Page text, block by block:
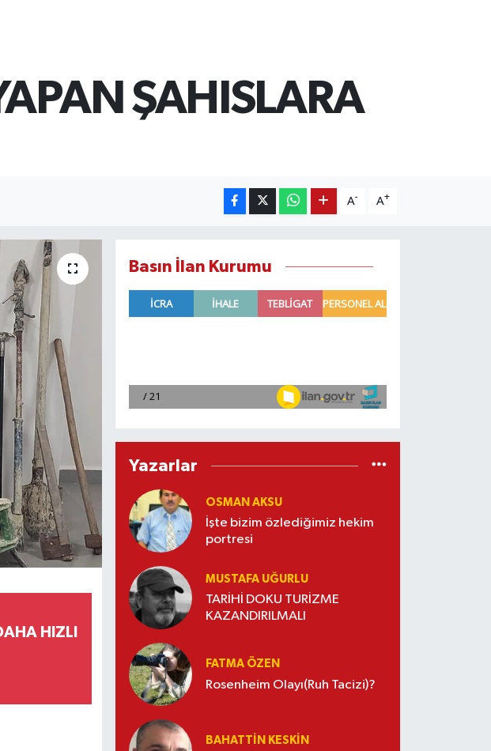
ŞAHISLARA
A- A+
HIZLI
Basın İlan Kurumu
Yazarlar
OSMAN AKSU
İşte bizim özlediğimiz hekim
portresi
MUSTAFA UĞURLU
TARİHİ DOKU TURİZME
KAZANDIRILMALI
FATMA ÖZEN
Rosenheim Olayı(Ruh Tacizi)?
BAHATTIN KESKİN